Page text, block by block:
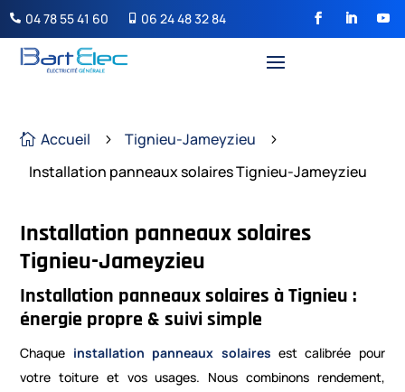
 04 78 55 41 60  06 24 48 32 84
 Accueil 5 Tignieu-Jameyzieu 5
Installation panneaux solaires Tignieu-Jameyzieu
Installation panneaux solaires
Tignieu-Jameyzieu
Installation panneaux solaires à Tignieu :
énergie propre & suivi simple
Chaque installation panneaux solaires est calibrée pour
votre toiture et vos usages. Nous combinons rendement,